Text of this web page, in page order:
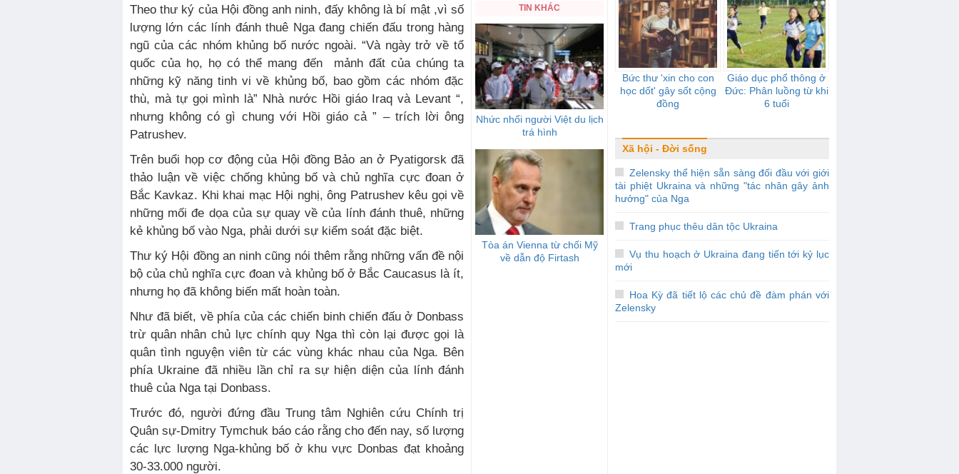
Theo thư ký của Hội đồng anh ninh, đấy không là bí mật ,vì số
lượng lớn các lính đánh thuê Nga đang chiến đấu trong hàng
ngũ của các nhóm khủng bố nước ngoài. “Và ngày trở về tổ
quốc của họ, họ có thể mang đến mảnh đất của chúng ta
những kỹ năng tinh vi về khủng bố, bao gồm các nhóm đặc
thù, mà tự gọi mình là” Nhà nước Hồi giáo Iraq và Levant “,
nhưng không có gì chung với Hồi giáo cả ” – trích lời ông
Patrushev.
Trên buổi họp cơ động của Hội đồng Bảo an ở Pyatigorsk đã
thảo luận về việc chống khủng bố và chủ nghĩa cực đoan ở
Bắc Kavkaz. Khi khai mạc Hội nghị, ông Patrushev kêu gọi về
những mối đe dọa của sự quay về của lính đánh thuê, những
kẻ khủng bố vào Nga, phải dưới sự kiểm soát đặc biệt.
Thư ký Hội đồng an ninh cũng nói thêm rằng những vấn đề nội
bộ của chủ nghĩa cực đoan và khủng bố ở Bắc Caucasus là ít,
nhưng họ đã không biến mất hoàn toàn.
Như đã biết, về phía của các chiến binh chiến đấu ở Donbass
trừ quân nhân chủ lực chính quy Nga thì còn lại được gọi là
quân tình nguyện viên từ các vùng khác nhau của Nga. Bên
phía Ukraine đã nhiều lần chỉ ra sự hiện diện của lính đánh
thuê của Nga tại Donbass.
Trước đó, người đứng đầu Trung tâm Nghiên cứu Chính trị
Quân sự-Dmitry Tymchuk báo cáo rằng cho đến nay, số lượng
các lực lượng Nga-khủng bố ở khu vực Donbas đạt khoảng
30-33.000 người.
TIN KHÁC
Nhức nhối người Việt du lịch
trá hình
Tòa án Vienna từ chối Mỹ
về dẫn độ Firtash
Bức thư 'xin cho con
học dốt' gây sốt cộng
đồng
Giáo dục phổ thông ở
Đức: Phân luồng từ khi
6 tuổi
Xã hội - Đời sống
Zelensky thể hiện sẵn sàng đối đầu với giới
tài phiệt Ukraina và những "tác nhân gây ảnh
hưởng" của Nga
Trang phục thêu dân tộc Ukraina
Vụ thu hoạch ở Ukraina đang tiến tới kỷ lục
mới
Hoa Kỳ đã tiết lộ các chủ đề đàm phán với
Zelensky